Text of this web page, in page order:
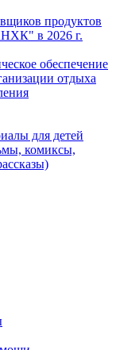
продуктов
в 2026 г.
обеспечение
отдыха
для детей
комиксы,